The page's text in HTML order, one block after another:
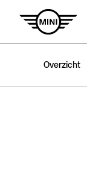
Overzicht